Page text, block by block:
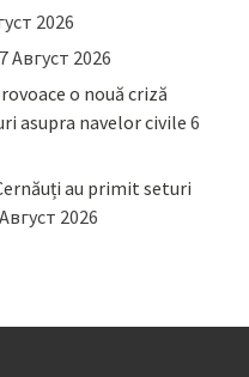
2026
7 Август 2026
o nouă criză
asupra navelor civile 6
au primit seturi
2026